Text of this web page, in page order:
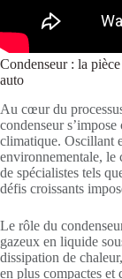
Condenseur : la
auto
Au cœur du
condenseur
climatique. Oscillant
environnementale, le
de spécialistes tels
défis croissants
Le rôle du
gazeux en liquide
dissipation de
en plus compactes et